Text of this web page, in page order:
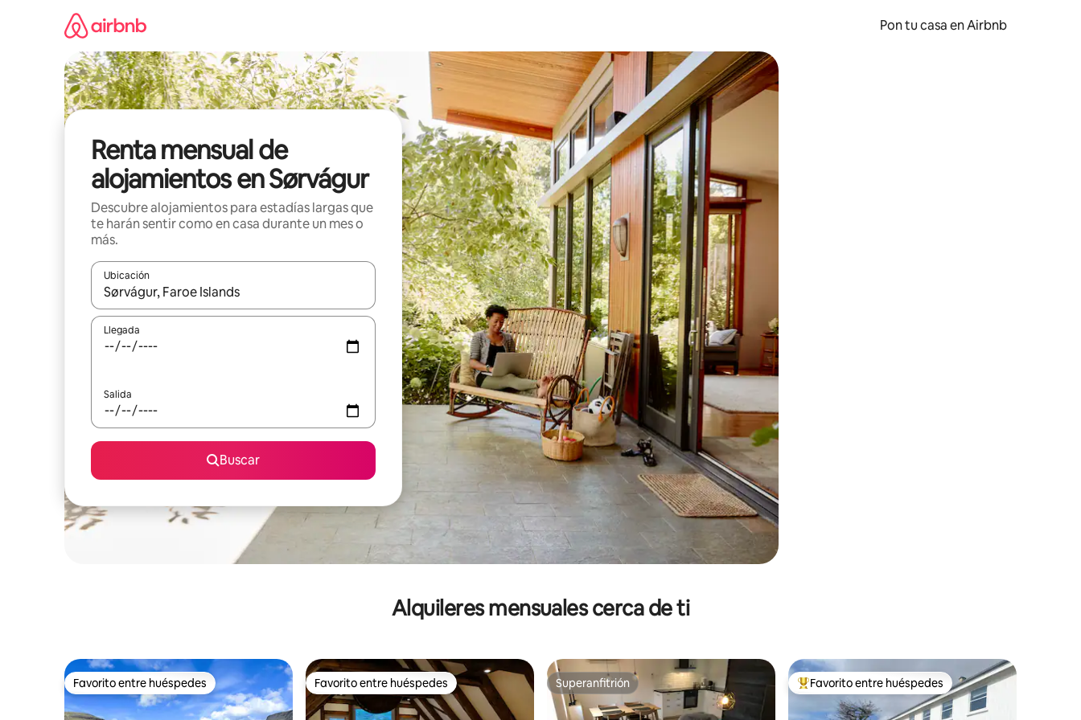
Pon tu casa en Airbnb
Renta mensual de
alojamientos en Sørvágur
Descubre alojamientos para estadías largas que
te harán sentir como en casa durante un mes o
más.
Ubicación
Cuando los resultados estén disponibles, navega con las teclas de flecha hacia arriba y hacia abajo o explora con el tacto o desliza el dedo.
Llegada
Salida
Buscar
Alquileres mensuales cerca de ti
Favorito entre huéspedes
Favorito entre huéspedes Favorito entre huéspedes
Favorito entre huéspedes Superanfitrión
Superanfitrión Favorito entre huéspedes preferido
Favorito entre huéspedes